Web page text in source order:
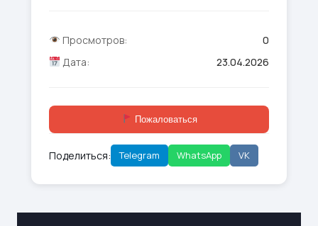
Просмотров:
0
Дата:
23.04.2026
Пожаловаться
Поделиться: Telegram WhatsApp VK